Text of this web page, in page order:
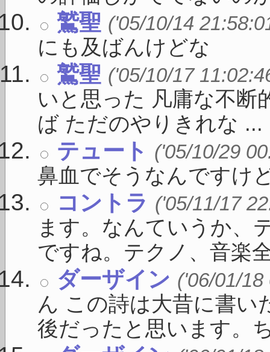
鷲聖 ('05/10/14
にも及ばんけどな
鷲聖 ('05/10/17
いと思った 凡庸な不断
ば ただのやりきれな ...
テュート ('05/10/29
鼻血でそうなんです
コントラ ('05/11/17
ます。なんていうか、
ですね。テクノ、音楽
ダーザイン ('06/01/18
ん この詩は大昔に書い
後だったと思います。